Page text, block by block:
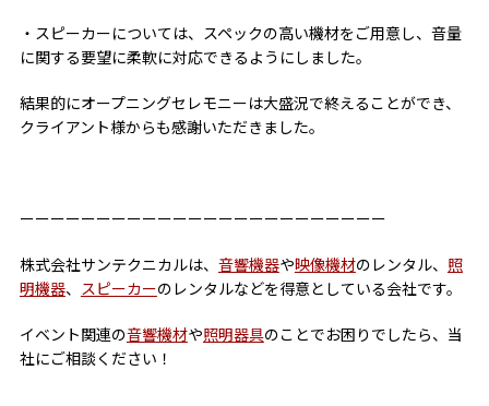
・スピーカーについては、スペックの高い機材をご用意し、音量
に関する要望に柔軟に対応できるようにしました。
結果的にオープニングセレモニーは大盛況で終えることができ、
クライアント様からも感謝いただきました。
ーーーーーーーーーーーーーーーーーーーーーーーー
株式会社サンテクニカルは、 音響機器や映像機材のレンタル、 照
明機器、 スピーカーのレンタルなどを得意としている会社です。
イベント関連の音響機材や照明器具のことでお困りでしたら、当
社にご相談ください！